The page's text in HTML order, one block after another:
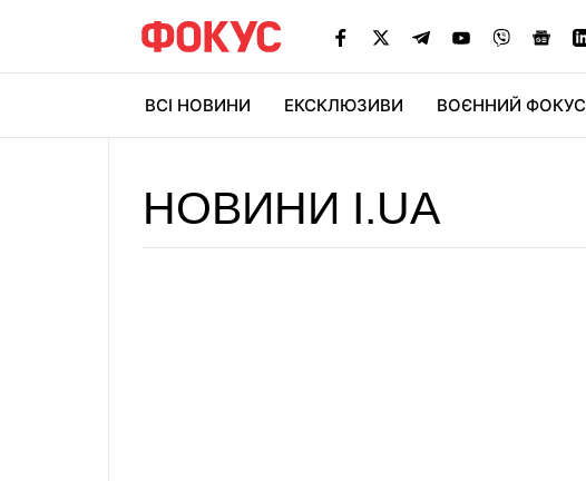
ВСІ НОВИНИ ЕКСКЛЮЗИВИ ВОЄННИЙ ФОКУС
НОВИНИ I.UA